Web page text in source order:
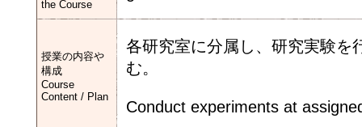
the Course
授業の内容や
構成
Course
Content / Plan
各研究室に分属し、研究実験を
む。
Conduct experiments at